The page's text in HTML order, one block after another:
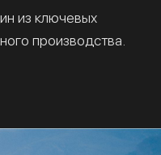
из ключевых
производства.